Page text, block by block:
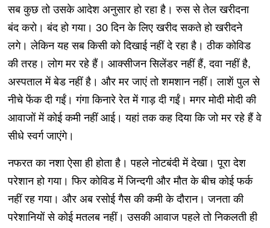
सब कुछ तो उसके आदेश अनुसार हो रहा है। रुस से तेल खरीदना
बंद करो। बंद हो गया। 30 दिन के लिए खरीद सकते हो खरीदने
लगे। लेकिन यह सब किसी को दिखाई नहीं दे रहा है। ठीक कोविड
की तरह। लोग मर रहे हैं। आक्सीजन सिलेंडर नहीं हैं, दवा नहीं है,
अस्पताल में बेड नहीं है। और मर जाएं तो शमशान नहीं। लाशें पुल से
नीचे फेंक दी गईं। गंगा किनारे रेत में गाड़ दी गईं। मगर मोदी मोदी की
आवाजों में कोई कमी नहीं आई। यहां तक कह दिया कि जो मर रहे हैं वे
सीधे स्वर्ग जाएंगे।
नफरत का नशा ऐसा ही होता है। पहले नोटबंदी में देखा। पूरा देश
परेशान हो गया। फिर कोविड में जिन्दगी और मौत के बीच कोई फर्क
नहीं रह गया। और अब रसोई गैस की कमी के दौरान। जनता की
परेशानियों से कोई मतलब नहीं। उसकी आवाज पहले तो निकलती ही